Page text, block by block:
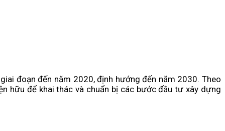
đoạn đến năm 2020, định hướng đến năm 2030. Theo
hữu để khai thác và chuẩn bị các bước đầu tư xây dựng